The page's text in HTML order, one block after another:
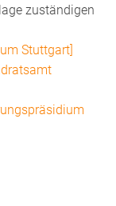
zuständigen
Stuttgart]